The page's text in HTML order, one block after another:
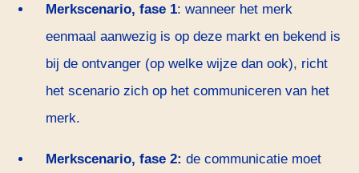
Merkscenario, fase 1: wanneer het merk
eenmaal aanwezig is op deze markt en bekend is
bij de ontvanger (op welke wijze dan ook), richt
het scenario zich op het communiceren van het
merk.
Merkscenario, fase 2: de communicatie moet